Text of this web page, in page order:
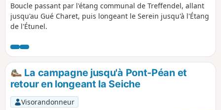
Boucle passant par l'étang communal de Treffendel, allant
jusqu'au Gué Charet, puis longeant le Serein jusqu'à l'Étang
de l'Étunel.
La campagne jusqu'à Pont-Péan et
retour en longeant la Seiche
Visorandonneur